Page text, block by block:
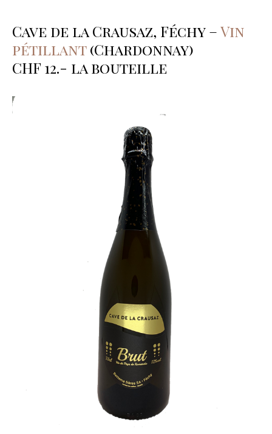
Cave de la Crausaz, Féchy –Vin
pétillant(Chardonnay)
CHF 12.- la bouteille